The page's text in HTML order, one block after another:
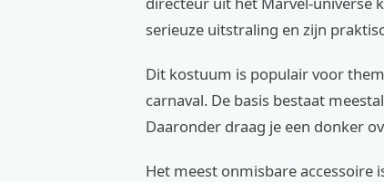
serieuze uitstraling en zijn
Dit kostuum is populair voor
carnaval. De basis bestaat
Daaronder draag je een donker
Het meest onmisbare accessoire